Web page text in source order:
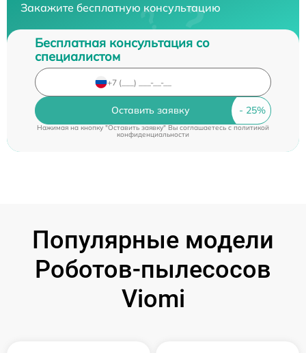
Закажите бесплатную консультацию
Бесплатная консультация со
специалистом
Оставить заявку
Нажимая на кнопку "Оставить заявку" Вы соглашаетесь cполитикой
конфиденциальности
Популярные модели
Роботов-пылесосов
Viomi